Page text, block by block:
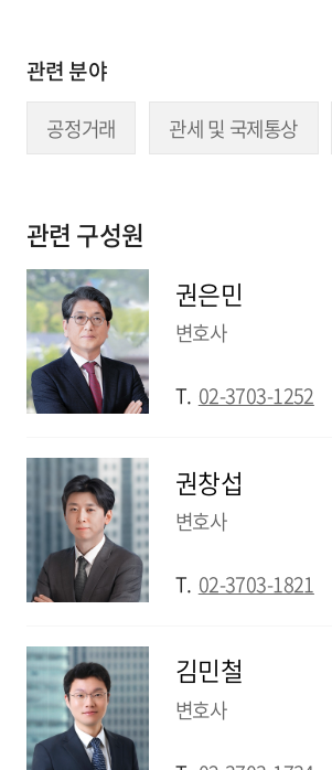
관련 분야
공정거래 관세 및 국제통상
관련 구성원
권은민
변호사
T. 02-3703-1252
권창섭
변호사
T. 02-3703-1821
김민철
변호사